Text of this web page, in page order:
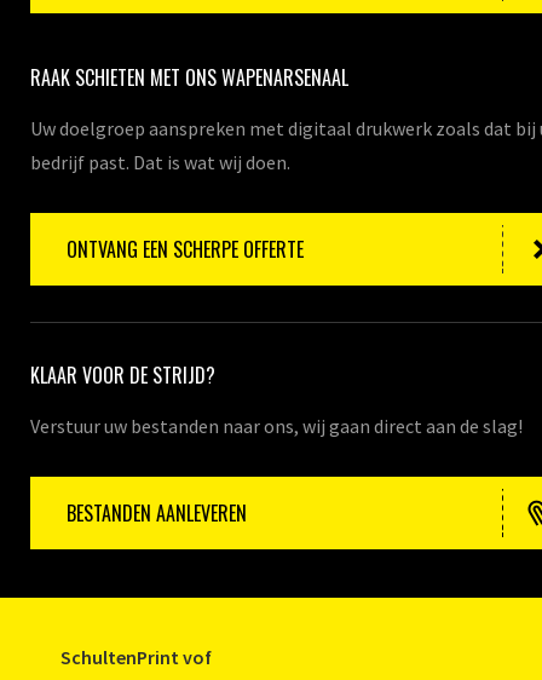
RAAK SCHIETEN MET ONS WAPENARSENAAL
Uw doelgroep aanspreken met digitaal drukwerk zoals dat bij
bedrijf past. Dat is wat wij doen.
ONTVANG EEN SCHERPE OFFERTE
KLAAR VOOR DE STRIJD?
Verstuur uw bestanden naar ons, wij gaan direct aan de slag!
BESTANDEN AANLEVEREN
SchultenPrint vof